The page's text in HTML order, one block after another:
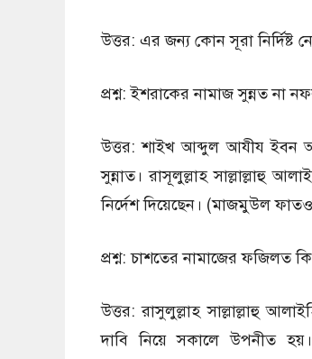
উত্তর: এর জন্য কোন সূরা নির্দিষ্ট
প্রশ্ন: ইশরাকের নামাজ সুন্নত না
উত্তর: শাইখ আব্দুল আযীয ইবন
সুন্নাত। রাসূলুল্লাহ সাল্লাল্লাহু
নির্দেশ দিয়েছেন। (মাজমুউল
প্রশ্ন: চাশতের নামাজের ফজিলত
উত্তর: রাসুলুল্লাহ সাল্লাল্লাহু
দাবি নিয়ে সকালে উপনীত হয়।